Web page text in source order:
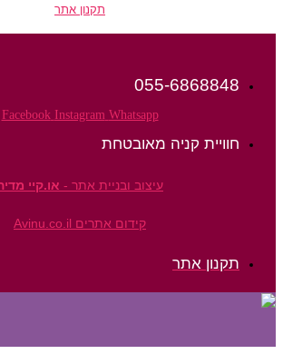
תקנון אתר
055-6868848
Facebook Instagram Whatsapp
חוויית קניה מאובטחת
עיצוב ובניית אתר -או.קיי מדיה
קידום אתרים Avinu.co.il
תקנון אתר